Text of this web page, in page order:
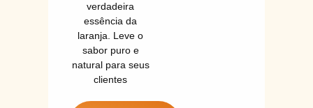
verdadeira
essência da
laranja. Leve o
sabor puro e
natural para seus
clientes